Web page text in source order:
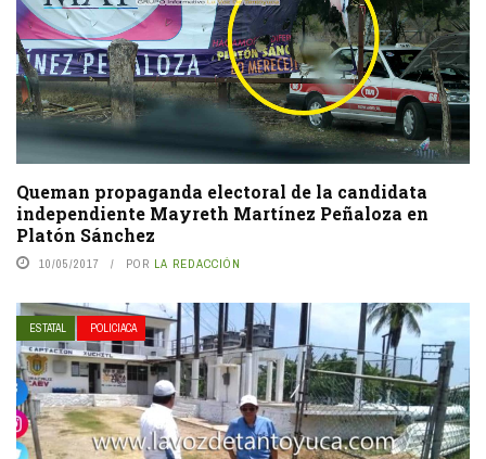
Queman propaganda electoral de la candidata
independiente Mayreth Martínez Peñaloza en
Platón Sánchez
10/05/2017 POR LA REDACCIÓN
ESTATAL POLICIACA